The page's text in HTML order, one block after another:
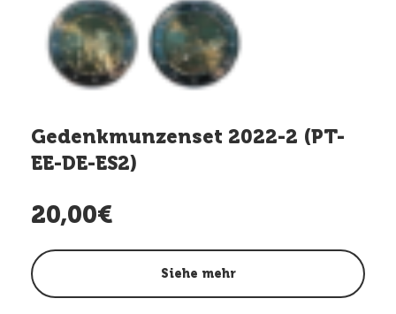
Gedenkmunzenset 2022-2 (PT-
EE-DE-ES2)
20,00€
Siehe mehr